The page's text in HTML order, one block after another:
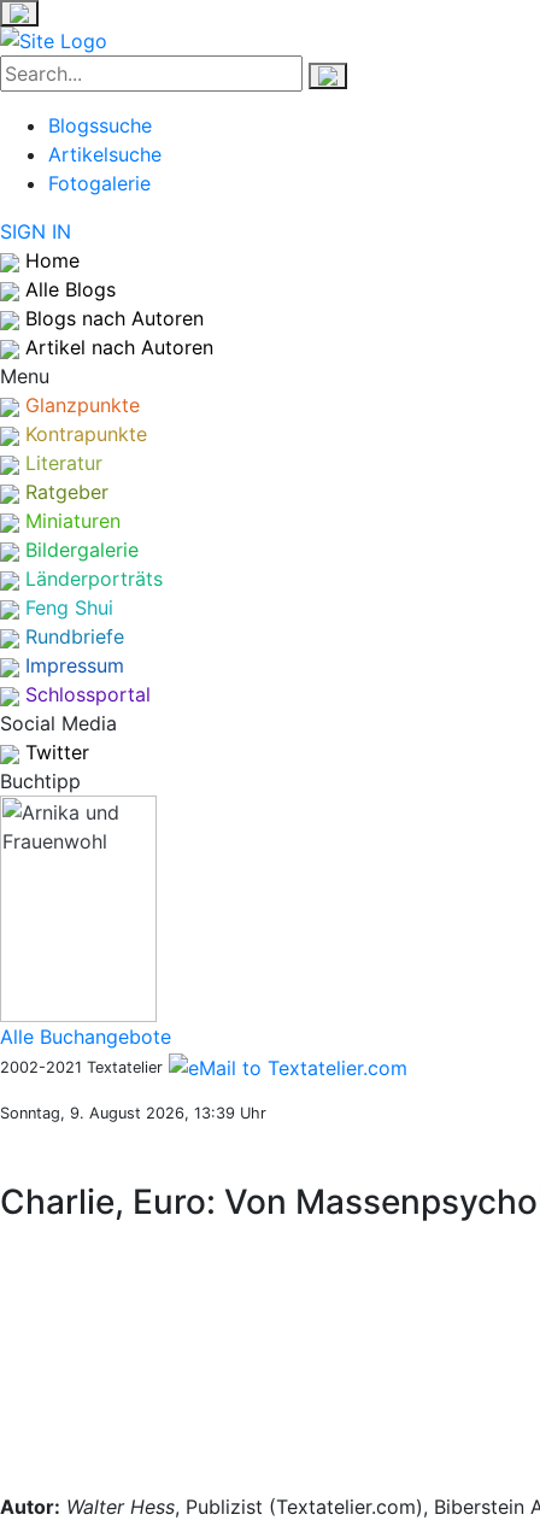
Blogssuche
Artikelsuche
Fotogalerie
SIGN IN
Home
Alle Blogs
Blogs nach Autoren
Artikel nach Autoren
Menu
Glanzpunkte
Kontrapunkte
Literatur
Ratgeber
Miniaturen
Bildergalerie
Länderporträts
Feng Shui
Rundbriefe
Impressum
Schlossportal
Social Media
Twitter
Buchtipp
Alle Buchangebote
2002-2021 Textatelier
Sonntag, 9. August 2026, 13:39 Uhr
Charlie, Euro: Von
Autor: Walter Hess, Publizist (Textatelier.com), Biberstein